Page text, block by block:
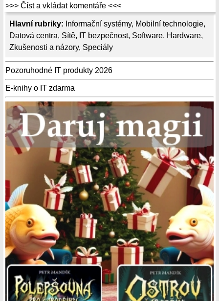
Hlavní rubriky: Informační systémy, Mobilní technologie,
Datová centra, Sítě, IT bezpečnost, Software, Hardware,
Zkušenosti a názory, Speciály
Pozoruhodné IT produkty 2026
E-knihy o IT zdarma
>>> Číst a vkládat komentáře <<<